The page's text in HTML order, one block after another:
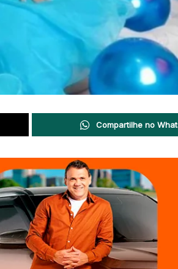
Compartilhe no